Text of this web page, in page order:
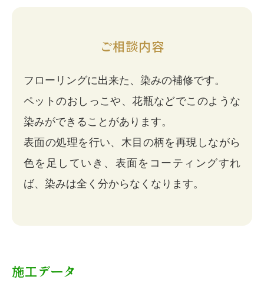
ご相談内容
フローリングに出来た、染みの補修です。
ペットのおしっこや、花瓶などでこのような
染みができることがあります。
表面の処理を行い、木目の柄を再現しながら
色を足していき、表面をコーティングすれ
ば、染みは全く分からなくなります。
施工データ